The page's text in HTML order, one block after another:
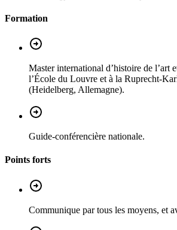
Formation
Master international d’histoire de l’art
l’École du Louvre et à la Ruprecht-
(Heidelberg, Allemagne).
Guide-conférencière nationale.
Points forts
Communique par tous les moyens, et